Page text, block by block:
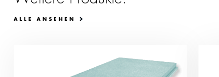
ALLE ANSEHEN